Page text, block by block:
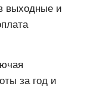
выходные и
за год и